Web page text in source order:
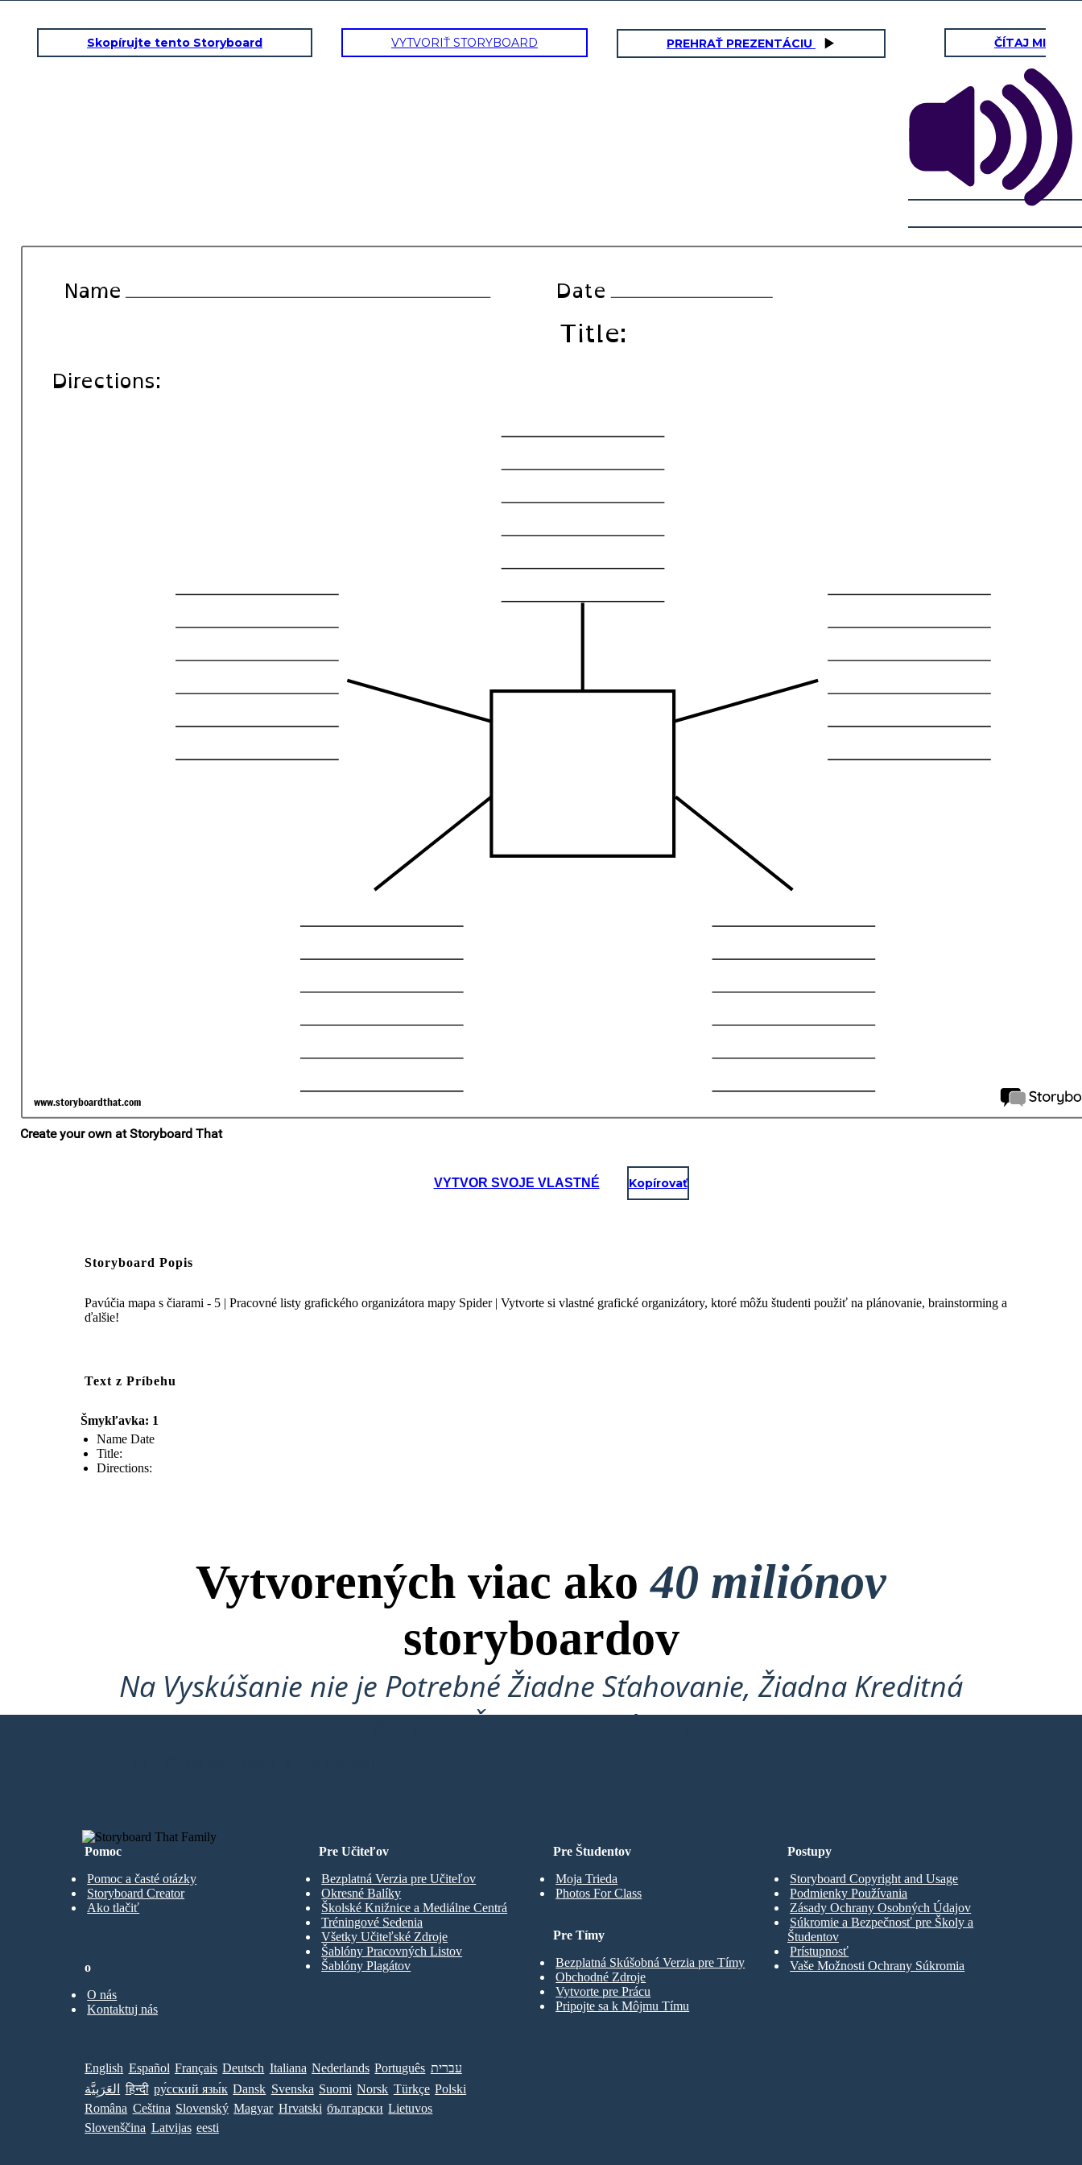
Skopírujte tento Storyboard VYTVORIŤ STORYBOARD PREHRAŤ PREZENTÁCIU ČÍTAJ MI
VYTVOR SVOJE VLASTNÉ Kopírovať
Storyboard Popis
Pavúčia mapa s čiarami - 5 | Pracovné listy grafického organizátora mapy Spider | Vytvorte si vlastné grafické organizátory, ktoré môžu študenti použiť na plánovanie, brainstorming a
ďalšie!
Text z Príbehu
Šmykľavka: 1
Name Date
Title:
Directions:
Vytvorených viac ako40 miliónov
storyboardov
Na Vyskúšanie nie je Potrebné Žiadne Sťahovanie, Žiadna Kreditná
Karta a Žiadne Prihlásenie!
Pomoc
Pomoc a časté otázky
Storyboard Creator
Ako tlačiť
Pre Študentov
Moja Trieda
Photos For Class
Pre Učiteľov
Bezplatná Verzia pre Učiteľov
Okresné Balíky
Školské Knižnice a Mediálne Centrá
Tréningové Sedenia
Všetky Učiteľské Zdroje
Šablóny Pracovných Listov
Šablóny Plagátov
Pre Tímy
Bezplatná Skúšobná Verzia pre Tímy
Obchodné Zdroje
Vytvorte pre Prácu
Pripojte sa k Môjmu Tímu
o
O nás
Kontaktuj nás
Postupy
Storyboard Copyright and Usage
Podmienky Používania
Zásady Ochrany Osobných Údajov
Súkromie a Bezpečnosť pre Školy a
Študentov
Prístupnosť
Vaše Možnosti Ochrany Súkromia
English Español Français Deutsch Italiana Nederlands Português עברית
العَرَبِيَّة
हिन्दी ру́сский язы́к Dansk Svenska Suomi Norsk Türkçe Polski
Româna Ceština Slovenský Magyar Hrvatski български Lietuvos
Slovenščina Latvijas eesti